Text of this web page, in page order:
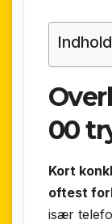
00
Kort
oftest
især